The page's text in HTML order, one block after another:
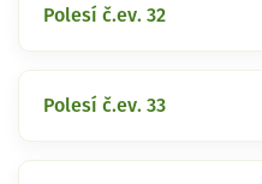
Polesí č.ev. 32
Polesí č.ev. 33